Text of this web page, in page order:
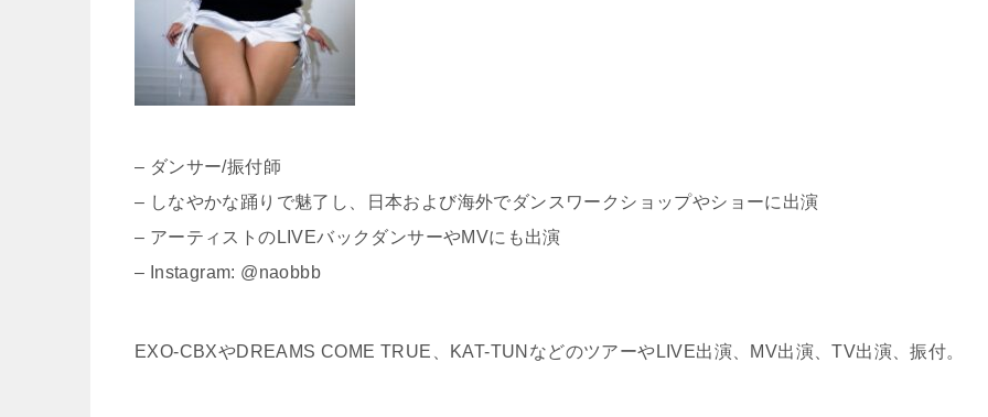
– ダンサー/振付師
– しなやかな踊りで魅了し、日本および海外でダンスワークショップやショーに出演
– アーティストのLIVEバックダンサーやMVにも出演
– Instagram: @naobbb
EXO-CBXやDREAMS COME TRUE、KAT-TUNなどのツアーやLIVE出演、MV出演、TV出演、振付。